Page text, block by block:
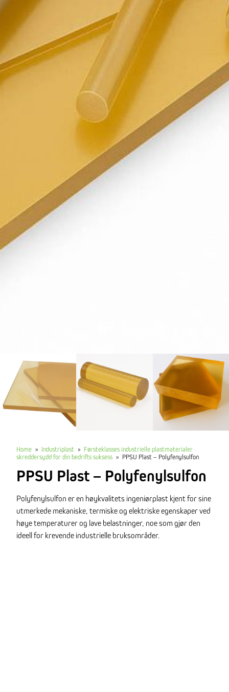
Home » Industriplast » Førsteklasses industrielle plastmaterialer
skreddersydd for din bedrifts suksess » PPSU Plast – Polyfenylsulfon
PPSU Plast – Polyfenylsulfon
Polyfenylsulfon er en høykvalitets ingeniørplast kjent for sine
utmerkede mekaniske, termiske og elektriske egenskaper ved
høye temperaturer og lave belastninger, noe som gjør den
ideell for krevende industrielle bruksområder.